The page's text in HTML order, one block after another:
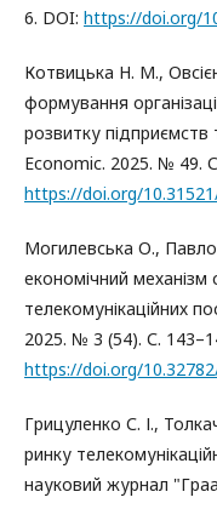
6. DOI: https://doi.org/
Котвицька Н. М.,
формування
розвитку підприємств
Economic. 2025. № 49.
https://doi.org/
Могилевська О.,
економічний механізм
телекомунікаційних
2025. № 3 (54). С.
https://doi.org/
Грицуленко С. І.,
ринку
науковий журнал